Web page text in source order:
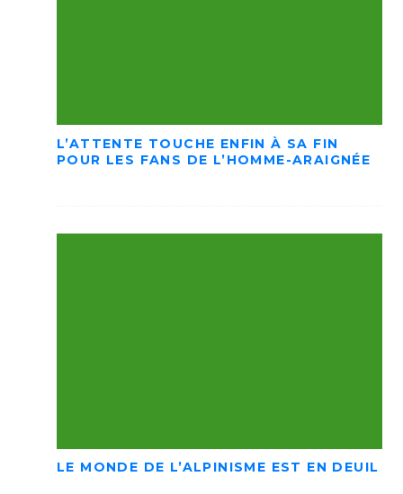
L’ATTENTE TOUCHE ENFIN À SA FIN
POUR LES FANS DE L’HOMME-ARAIGNÉE
LE MONDE DE L’ALPINISME EST EN DEUIL